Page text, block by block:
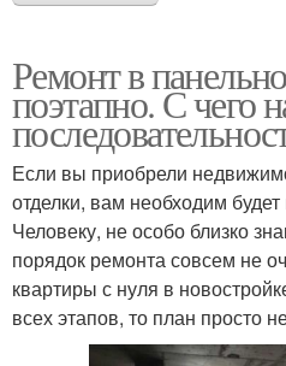
Ремонт в
поэтапно. С чего
Если вы приобрели
отделки, вам необходим
Человеку, не особо близко
порядок ремонта совсем не
квартиры с нуля в
всех этапов, то план просто